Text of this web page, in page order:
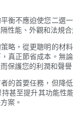
衡不應迫使您二選
性能、外觀和法規合
略，從更聰明的材
真正節省成本。無
保護您的利潤和聲譽
的首要任務，但降
甚至提升其功能性
案。